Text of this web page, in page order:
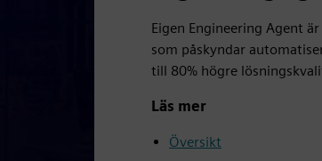
Eigen Engineering Agent
som påskyndar
till 80% högre
Läs mer
Översikt